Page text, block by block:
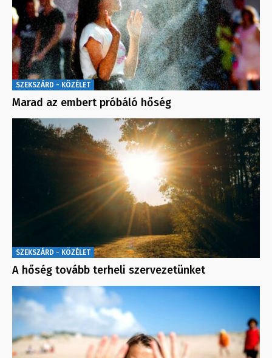
SZEKSZÁRD - KÖZÉLET
Marad az embert próbáló hőség
SZEKSZÁRD - KÖZÉLET
A hőség tovább terheli szervezetünket